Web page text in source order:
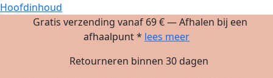
Hoofdinhoud
Gratis verzending vanaf 69 € — Afhalen bij een
afhaalpunt * lees meer
Retourneren binnen 30 dagen